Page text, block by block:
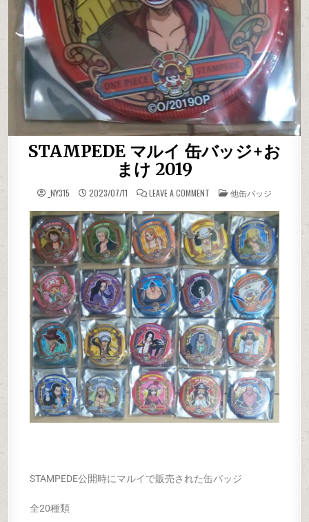
STAMPEDE マルイ 缶バッジ+お
まけ 2019
_NY315 2023/07/11 LEAVE A COMMENT ON STAMPEDE マルイ 缶
POSTED IN
他缶バッジ
STAMPEDE公開時にマルイで販売された缶バッジ
全20種類